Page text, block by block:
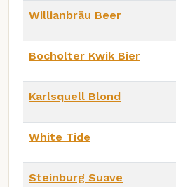
Willianbräu Beer
Bocholter Kwik Bier
Karlsquell Blond
White Tide
Steinburg Suave